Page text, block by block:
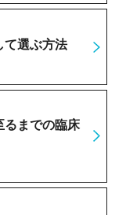
て選ぶ方法
るまでの臨床